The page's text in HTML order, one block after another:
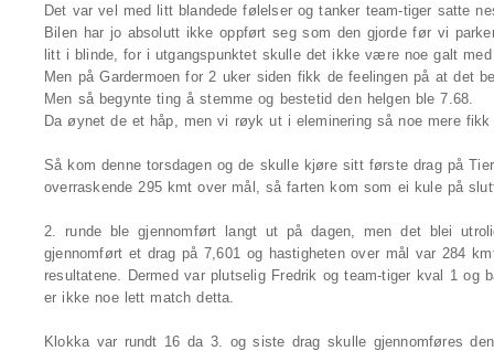
Det var vel med litt blandede følelser og tanker team-tiger satte
Bilen har jo absolutt ikke oppført seg som den gjorde før vi
litt i blinde, for i utgangspunktet skulle det ikke være noe galt
Men på Gardermoen for 2 uker siden fikk de feelingen på at det
Men så begynte ting å stemme og bestetid den helgen ble 7.68.
Da øynet de et håp, men vi røyk ut i eleminering så noe mere
Så kom denne torsdagen og de skulle kjøre sitt første drag på
overraskende 295 kmt over mål, så farten kom som ei kule på
2. runde ble gjennomført langt ut på dagen, men det blei
gjennomført et drag på 7,601 og hastigheten over mål var 284
resultatene. Dermed var plutselig Fredrik og team-tiger kval 1
er ikke noe lett match detta.
Klokka var rundt 16 da 3. og siste drag skulle gjennomføres